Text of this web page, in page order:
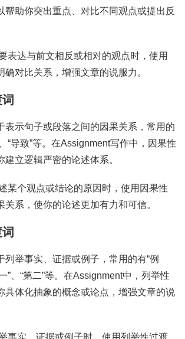
帮助你突出重点、对比不同观点或提出反
表达与前文相反或相对的观点时，使用
确对比关系，增强文章的说服力。
表示句子或段落之间的因果关系，常用的
“导致”等。在Assignment写作中，因果性
建立逻辑严密的论述体系。
某个观点或结论的原因时，使用因果性
关系，使你的论述更加有力和可信。
列举事实、证据或例子，常用的有“例
”、“第二”等。在Assignment中，列举性
具体化抽象的概念或论点，增强文章的说
事实、证据或例子时，使用列举性过渡